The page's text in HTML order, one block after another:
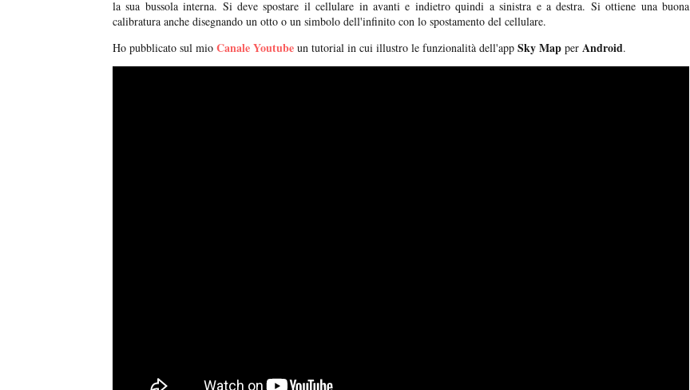
la sua bussola interna. Si deve spostare il cellulare in avanti e indietro quindi a sinistra e a destra. Si ottiene una buona
calibratura anche disegnando un otto o un simbolo dell'infinito con lo spostamento del cellulare.
Ho pubblicato sul mio Canale Youtube un tutorial in cui illustro le funzionalità dell'app Sky Map per Android.